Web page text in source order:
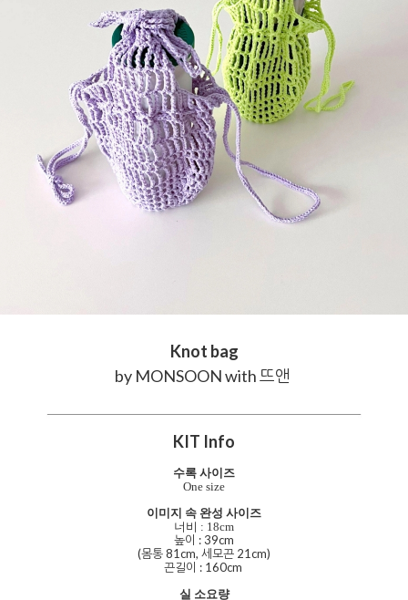
Knot bag
by MONSOONwith 뜨앤
KIT Info
수록 사이즈
One size
이미지 속 완성 사이즈
너비 : 18cm
높이 : 39cm
(몸통 81cm, 세모끈 21cm)
끈길이 : 160cm
실 소요량